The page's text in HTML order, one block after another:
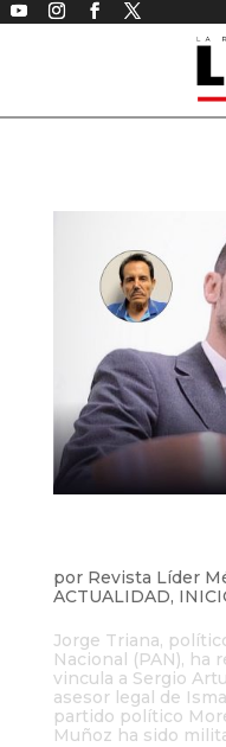
por Revista Líder
ACTUALIDAD,
Jorge Triana,
Nacional (PAN), ha
vincula a Sergio
asesor legal de
partido político
Muñoz ha sido